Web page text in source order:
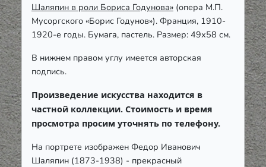
Шаляпин в роли Бориса Годунова» (опера М.П.
Мусоргского «Борис Годунов»). Франция, 1910-
1920-е годы. Бумага, пастель. Размер: 49х58 см.
В нижнем правом углу имеется авторская
подпись.
Произведение искусства находится в
частной коллекции. Стоимость и время
просмотра просим уточнять по телефону.
На портрете изображен Федор Иванович
Шаляпин (1873-1938) - прекрасный